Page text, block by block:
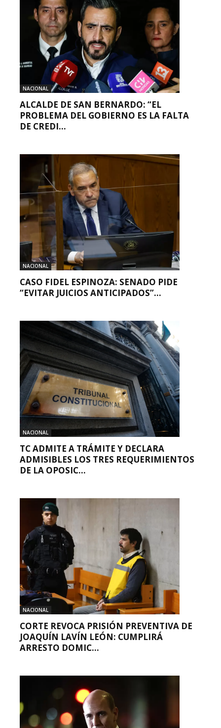
NACIONAL
ALCALDE DE SAN BERNARDO: “EL
PROBLEMA DEL GOBIERNO ES LA FALTA
DE CREDI...
NACIONAL
CASO FIDEL ESPINOZA: SENADO PIDE
“EVITAR JUICIOS ANTICIPADOS”...
NACIONAL
TC ADMITE A TRÁMITE Y DECLARA
ADMISIBLES LOS TRES REQUERIMIENTOS
DE LA OPOSIC...
NACIONAL
CORTE REVOCA PRISIÓN PREVENTIVA DE
JOAQUÍN LAVÍN LEÓN: CUMPLIRÁ
ARRESTO DOMIC...